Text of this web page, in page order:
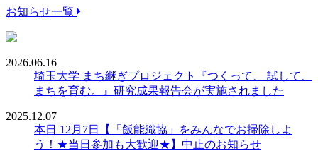
お知らせ一覧
2026.06.16
埼玉大学 まち継ぎプロジェクト『つくって、 試して、
まちを育む。』研究成果報告会が実施されました
2025.12.07
本日 12月7日【「飯能織協」をみんなでお掃除しよ
う！★当日参加も大歓迎★】中止のお知らせ